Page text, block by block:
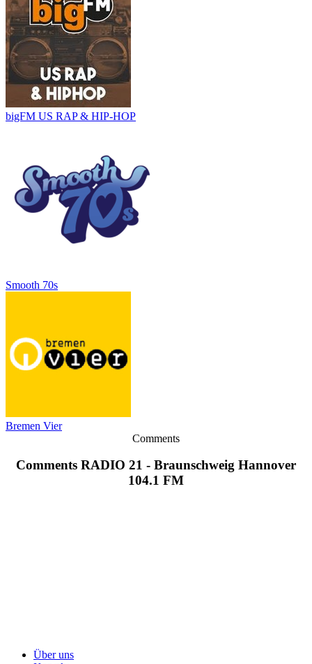
bigFM US RAP & HIP-HOP
Smooth 70s
Bremen Vier
Comments
Comments RADIO 21 - Braunschweig Hannover
104.1 FM
Über uns